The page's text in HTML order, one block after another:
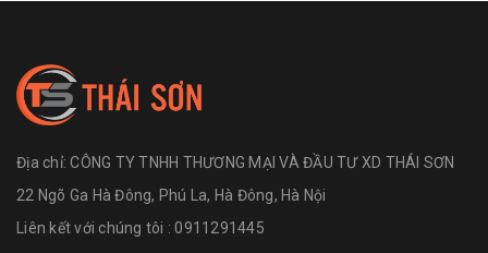
Địa chỉ:CÔNG TY TNHH THƯƠNG MẠI VÀ ĐẦU TƯ XD THÁI SƠN
22 Ngõ Ga Hà Đông, Phú La, Hà Đông, Hà Nội
Liên kết với chúng tôi : 0911291445